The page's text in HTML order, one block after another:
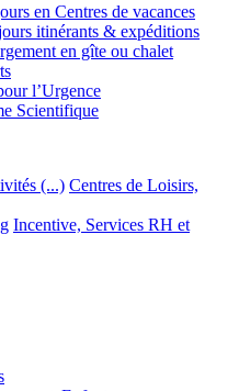
en Centres de vacances
itinérants & expéditions
en gîte ou chalet
l’Urgence
Scientifique
(...) Centres de Loisirs,
Incentive, Services RH et